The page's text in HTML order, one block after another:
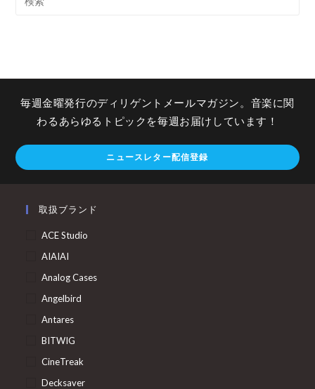
毎週金曜発行のディリゲントメールマガジン。音楽に関
わるあらゆるトピックを毎週お届けしています！
ニュースレター配信登録
取扱ブランド
ACE Studio
AIAIAI
Analog Cases
Angelbird
Antares
BITWIG
CineTreak
Decksaver